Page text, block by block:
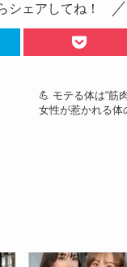
シェアしてね！
💪 モテる体は“筋
女性が惹かれる体